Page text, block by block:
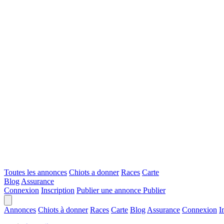
Toutes les annonces Chiots a donner Races Carte
Blog Assurance
Connexion Inscription Publier une annonce Publier
Annonces Chiots à donner Races Carte Blog Assurance Connexion